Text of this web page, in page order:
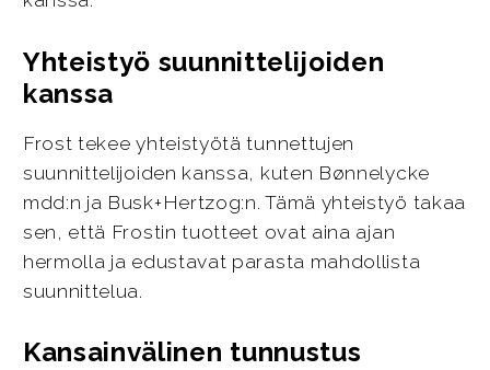
Yhteistyö suunnittelijoiden
kanssa
Frost tekee yhteistyötä tunnettujen
suunnittelijoiden kanssa, kuten Bønnelycke
mdd:n ja Busk+Hertzog:n. Tämä yhteistyö takaa
sen, että Frostin tuotteet ovat aina ajan
hermolla ja edustavat parasta mahdollista
suunnittelua.
Kansainvälinen tunnustus